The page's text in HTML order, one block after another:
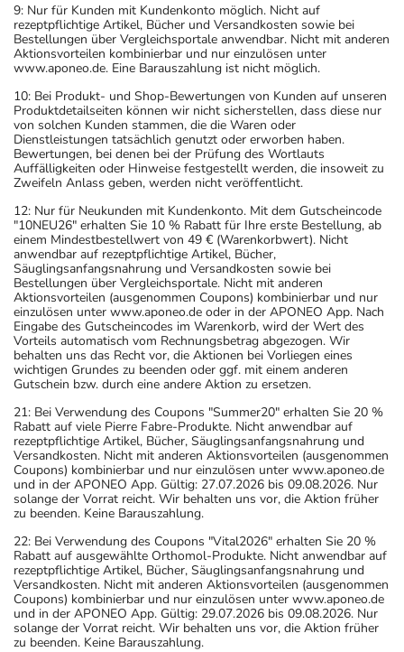
9: Nur für Kunden mit Kundenkonto möglich. Nicht auf
rezeptpflichtige Artikel, Bücher und Versandkosten sowie bei
Bestellungen über Vergleichsportale anwendbar. Nicht mit anderen
Aktionsvorteilen kombinierbar und nur einzulösen unter
www.aponeo.de. Eine Barauszahlung ist nicht möglich.
10: Bei Produkt- und Shop-Bewertungen von Kunden auf unseren
Produktdetailseiten können wir nicht sicherstellen, dass diese nur
von solchen Kunden stammen, die die Waren oder
Dienstleistungen tatsächlich genutzt oder erworben haben.
Bewertungen, bei denen bei der Prüfung des Wortlauts
Auffälligkeiten oder Hinweise festgestellt werden, die insoweit zu
Zweifeln Anlass geben, werden nicht veröffentlicht.
12: Nur für Neukunden mit Kundenkonto. Mit dem Gutscheincode
"10NEU26" erhalten Sie 10 % Rabatt für Ihre erste Bestellung, ab
einem Mindestbestellwert von 49 € (Warenkorbwert). Nicht
anwendbar auf rezeptpflichtige Artikel, Bücher,
Säuglingsanfangsnahrung und Versandkosten sowie bei
Bestellungen über Vergleichsportale. Nicht mit anderen
Aktionsvorteilen (ausgenommen Coupons) kombinierbar und nur
einzulösen unter www.aponeo.de oder in der APONEO App. Nach
Eingabe des Gutscheincodes im Warenkorb, wird der Wert des
Vorteils automatisch vom Rechnungsbetrag abgezogen. Wir
behalten uns das Recht vor, die Aktionen bei Vorliegen eines
wichtigen Grundes zu beenden oder ggf. mit einem anderen
Gutschein bzw. durch eine andere Aktion zu ersetzen.
21: Bei Verwendung des Coupons "Summer20" erhalten Sie 20 %
Rabatt auf viele Pierre Fabre-Produkte. Nicht anwendbar auf
rezeptpflichtige Artikel, Bücher, Säuglingsanfangsnahrung und
Versandkosten. Nicht mit anderen Aktionsvorteilen (ausgenommen
Coupons) kombinierbar und nur einzulösen unter www.aponeo.de
und in der APONEO App. Gültig: 27.07.2026 bis 09.08.2026. Nur
solange der Vorrat reicht. Wir behalten uns vor, die Aktion früher
zu beenden. Keine Barauszahlung.
22: Bei Verwendung des Coupons "Vital2026" erhalten Sie 20 %
Rabatt auf ausgewählte Orthomol-Produkte. Nicht anwendbar auf
rezeptpflichtige Artikel, Bücher, Säuglingsanfangsnahrung und
Versandkosten. Nicht mit anderen Aktionsvorteilen (ausgenommen
Coupons) kombinierbar und nur einzulösen unter www.aponeo.de
und in der APONEO App. Gültig: 29.07.2026 bis 09.08.2026. Nur
solange der Vorrat reicht. Wir behalten uns vor, die Aktion früher
zu beenden. Keine Barauszahlung.